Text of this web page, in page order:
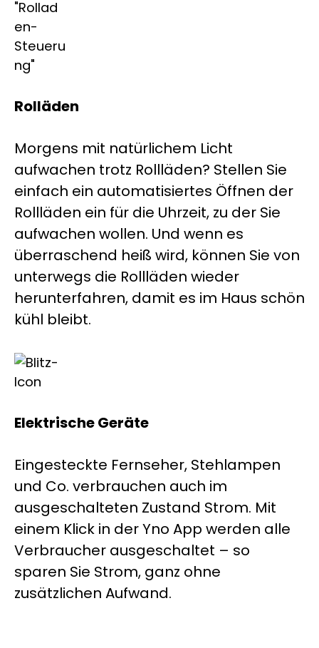
Rolläden
Morgens mit natürlichem Licht
aufwachen trotz Rollläden? Stellen Sie
einfach ein automatisiertes Öffnen der
Rollläden ein für die Uhrzeit, zu der Sie
aufwachen wollen. Und wenn es
überraschend heiß wird, können Sie von
unterwegs die Rollläden wieder
herunterfahren, damit es im Haus schön
kühl bleibt.
Elektrische Geräte
Eingesteckte Fernseher, Stehlampen
und Co. verbrauchen auch im
ausgeschalteten Zustand Strom. Mit
einem Klick in der Yno App werden alle
Verbraucher ausgeschaltet – so
sparen Sie Strom, ganz ohne
zusätzlichen Aufwand.